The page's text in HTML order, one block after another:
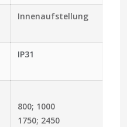
Innenaufstellung
IP31
800; 1000
1750; 2450